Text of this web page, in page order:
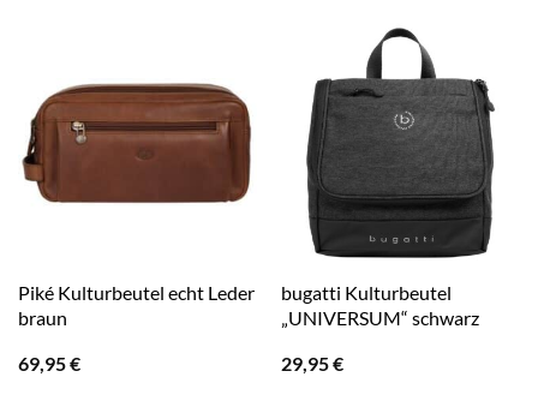
Piké Kulturbeutel echt Leder
braun
69,95€
bugatti Kulturbeutel
„UNIVERSUM“ schwarz
29,95€